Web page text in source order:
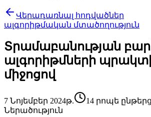
Վերադառնալ հոդվածներ
ալգորիթմական մտածողություն
Տրամաբանության
ալգորիթմների
միջոցով
7 Նոյեմբեր 2024թ.
14 րոպե
Ներածություն